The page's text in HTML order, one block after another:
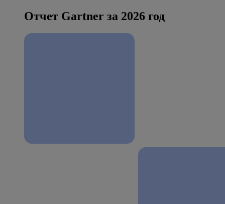
Отчет Gartner за 2026 год